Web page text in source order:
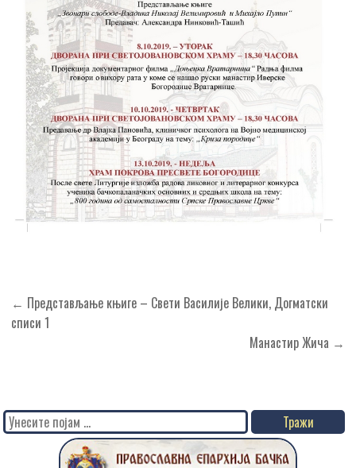
Кретање
чланка
← Представљање књиге – Свети Василије Велики, Догматски
списи 1
Манастир Жича →
Search
for: